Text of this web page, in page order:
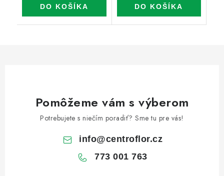
DO KOŠÍKA DO KOŠÍKA
Pomôžeme vám s výberom
Potrebujete s niečím poradiť? Sme tu pre vás!
info@centroflor.cz
773 001 763